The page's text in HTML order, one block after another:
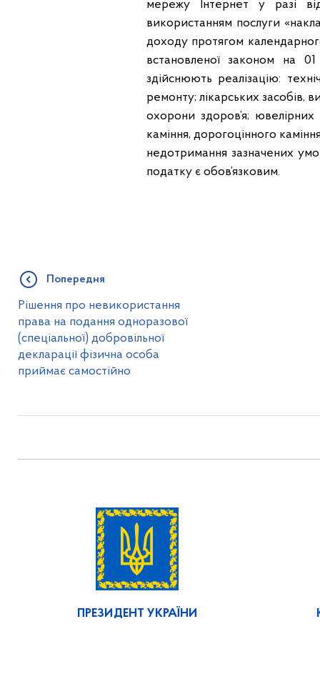
мережу Інтернет у разі
використанням послуги
доходу протягом
встановленої законом на
здійснюють реалізацію:
ремонту; лікарських засобів,
охорони здоров’я;
каміння, дорогоцінного
недотримання зазначених
податку є обов’язковим.
Попередня
Рішення про невикористання
права на подання одноразової
(спеціальної) добровільної
декларації фізична особа
приймає самостійно
ПРЕЗИДЕНТ УКРАЇНИ